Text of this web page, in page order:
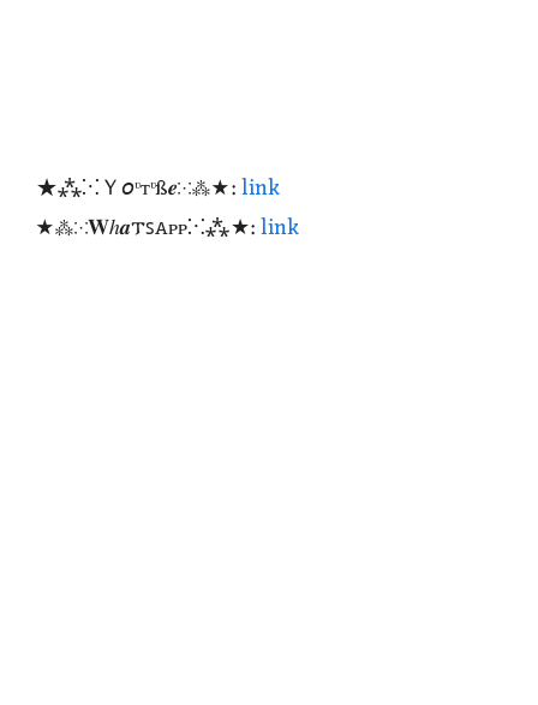
★⁂⁙Ｙ𝘰ᶹтᶹß𝒆⁙⁂★:link
★⁂⁙𝐖ℎ𝒂𐍄ꜱꭺᴩᴩ⁙⁂★:link